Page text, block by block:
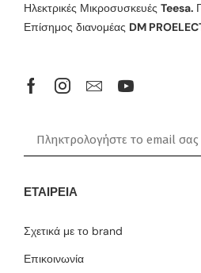
Ηλεκτρικές Μικροσυσκευές Teesa.
Επίσημος διανομέας DM
ΕΤΑΙΡΕΊΑ
Σχετικά με το brand
Επικοινωνία